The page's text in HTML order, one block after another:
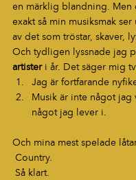
en märklig blandning. Men
exakt så min musiksmak
av det som tröstar, skaver,
Och tydligen lyssnade jag
artister i år. Det säger mig
Jag är fortfarande
Musik är inte något jag
något jag lever i.
Och mina mest spelade
Country.
Så klart.